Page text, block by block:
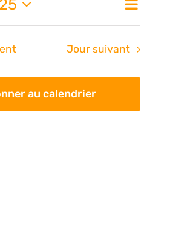
de
Jour
Jour suivant
au calendrier